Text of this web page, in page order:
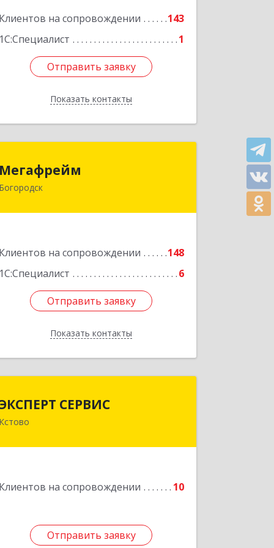
Клиентов на сопровождении
143
1С:Специалист
1
Отправить заявку
Показать контакты
Подробнее
Отправить заявку
Назад
Мегафрейм
Богородск
Клиентов на сопровождении
148
1С:Специалист
6
Отправить заявку
Показать контакты
Подробнее
Отправить заявку
Назад
СЕРВИС
Кстово
Клиентов на сопровождении 10
Отправить заявку
Отправить заявку